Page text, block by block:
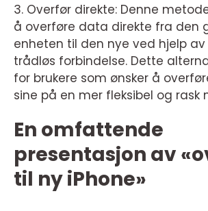
3. Overfør direkte: Denne
å overføre data direkte fra den
enheten til den nye ved hjelp
trådløs forbindelse. Dette
for brukere som ønsker å
sine på en mer fleksibel og rask
En omfattende
presentasjon av
til ny iPhone»